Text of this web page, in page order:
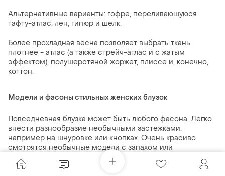
Альтернативные варианты: гофре, переливающуюся
тафту-атлас, лен, гипюр и шелк.
Более прохладная весна позволяет выбрать ткань
плотнее - атлас (а также стрейч-атлас и с жатым
эффектом), полушерстяной жоржет, плиссе и, конечно,
коттон.
Модели и фасоны стильных женских блузок
Повседневная блузка может быть любого фасона. Легко
внести разнообразие необычными застежками,
например на шнуровке или кнопках. Очень красиво
смотрятся необычные модели с запахом или
асимметричным кроем. Причем ассиметрия может быть
и с 1 рукавом с линией горловины, проходящей под